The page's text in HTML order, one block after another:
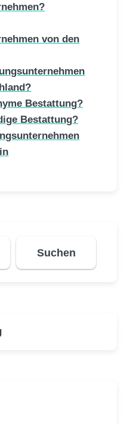
von den
Bestattung?
Bestattung?
Suchen